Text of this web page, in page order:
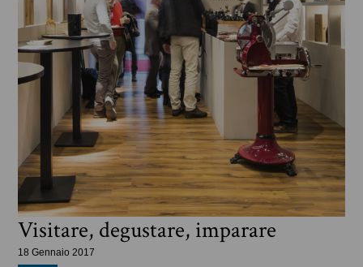
Visitare, degustare, imparare
18 Gennaio 2017